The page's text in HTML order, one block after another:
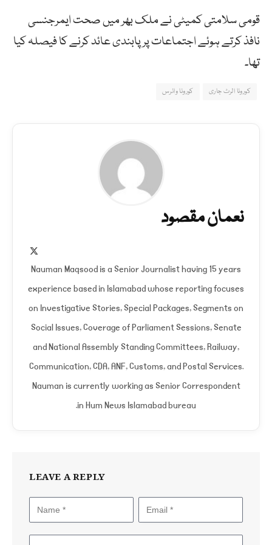
قومی سلامتی کمیٹی نے ملک بھر میں صحت ایمرجنسی
نافذ کرتے ہوئے اجتماعات پر پابندی عائد کرنے کا فیصلہ کیا
تھا۔
کورونا الرٹ جاری کورونا وائرس
نعمان مقصود
Nauman Maqsood is a Senior Journalist having 15 years
experience based in Islamabad whose reporting focuses
on Investigative Stories, Special Packages, Segments on
Social Issues, Coverage of Parliament Sessions, Senate
and National Assembly Standing Committees, Railway,
Communication, CDA, ANF, Customs, and Postal Services.
Nauman is currently working as Senior Correspondent
in Hum News Islamabad bureau.
LEAVE A REPLY